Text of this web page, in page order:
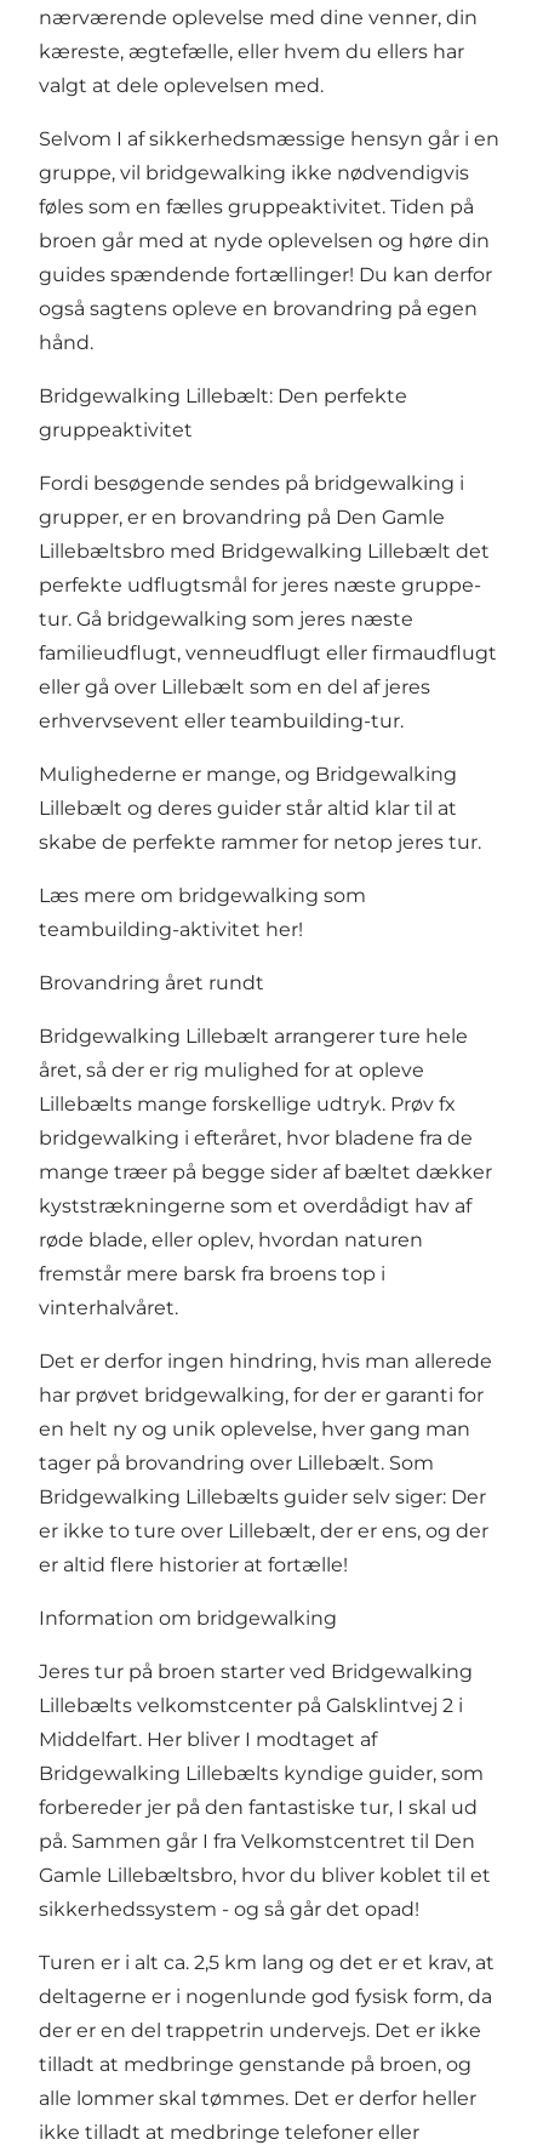
nærværende oplevelse med dine venner, din
kæreste, ægtefælle, eller hvem du ellers har
valgt at dele oplevelsen med.
Selvom I af sikkerhedsmæssige hensyn går i en
gruppe, vil bridgewalking ikke nødvendigvis
føles som en fælles gruppeaktivitet. Tiden på
broen går med at nyde oplevelsen og høre din
guides spændende fortællinger! Du kan derfor
også sagtens opleve en brovandring på egen
hånd.
Bridgewalking Lillebælt: Den perfekte
gruppeaktivitet
Fordi besøgende sendes på bridgewalking i
grupper, er en brovandring på Den Gamle
Lillebæltsbro med Bridgewalking Lillebælt det
perfekte udflugtsmål for jeres næste gruppe-
tur. Gå bridgewalking som jeres næste
familieudflugt, venneudflugt eller firmaudflugt
eller gå over Lillebælt som en del af jeres
erhvervsevent eller teambuilding-tur.
Mulighederne er mange, og Bridgewalking
Lillebælt og deres guider står altid klar til at
skabe de perfekte rammer for netop jeres tur.
Læs mere om bridgewalking som
teambuilding-aktivitet her!
Brovandring året rundt
Bridgewalking Lillebælt arrangerer ture hele
året, så der er rig mulighed for at opleve
Lillebælts mange forskellige udtryk. Prøv fx
bridgewalking i efteråret, hvor bladene fra de
mange træer på begge sider af bæltet dækker
kyststrækningerne som et overdådigt hav af
røde blade, eller oplev, hvordan naturen
fremstår mere barsk fra broens top i
vinterhalvåret.
Det er derfor ingen hindring, hvis man allerede
har prøvet bridgewalking, for der er garanti for
en helt ny og unik oplevelse, hver gang man
tager på brovandring over Lillebælt. Som
Bridgewalking Lillebælts guider selv siger: Der
er ikke to ture over Lillebælt, der er ens, og der
er altid flere historier at fortælle!
Information om bridgewalking
Jeres tur på broen starter ved Bridgewalking
Lillebælts velkomstcenter på Galsklintvej 2 i
Middelfart. Her bliver I modtaget af
Bridgewalking Lillebælts kyndige guider, som
forbereder jer på den fantastiske tur, I skal ud
på. Sammen går I fra Velkomstcentret til Den
Gamle Lillebæltsbro, hvor du bliver koblet til et
sikkerhedssystem - og så går det opad!
Turen er i alt ca. 2,5 km lang og det er et krav, at
deltagerne er i nogenlunde god fysisk form, da
der er en del trappetrin undervejs. Det er ikke
tilladt at medbringe genstande på broen, og
alle lommer skal tømmes. Det er derfor heller
ikke tilladt at medbringe telefoner eller